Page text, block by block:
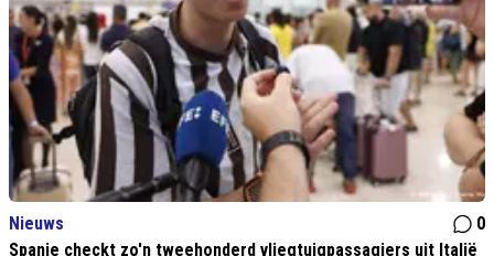
Nieuws
0
Spanje checkt zo'n tweehonderd vliegtuigpassagiers uit Italië